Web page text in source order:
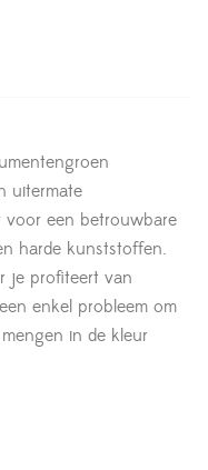
uitermate
voor een betrouwbare
harde kunststoffen.
je profiteert van
enkel probleem om
in de kleur